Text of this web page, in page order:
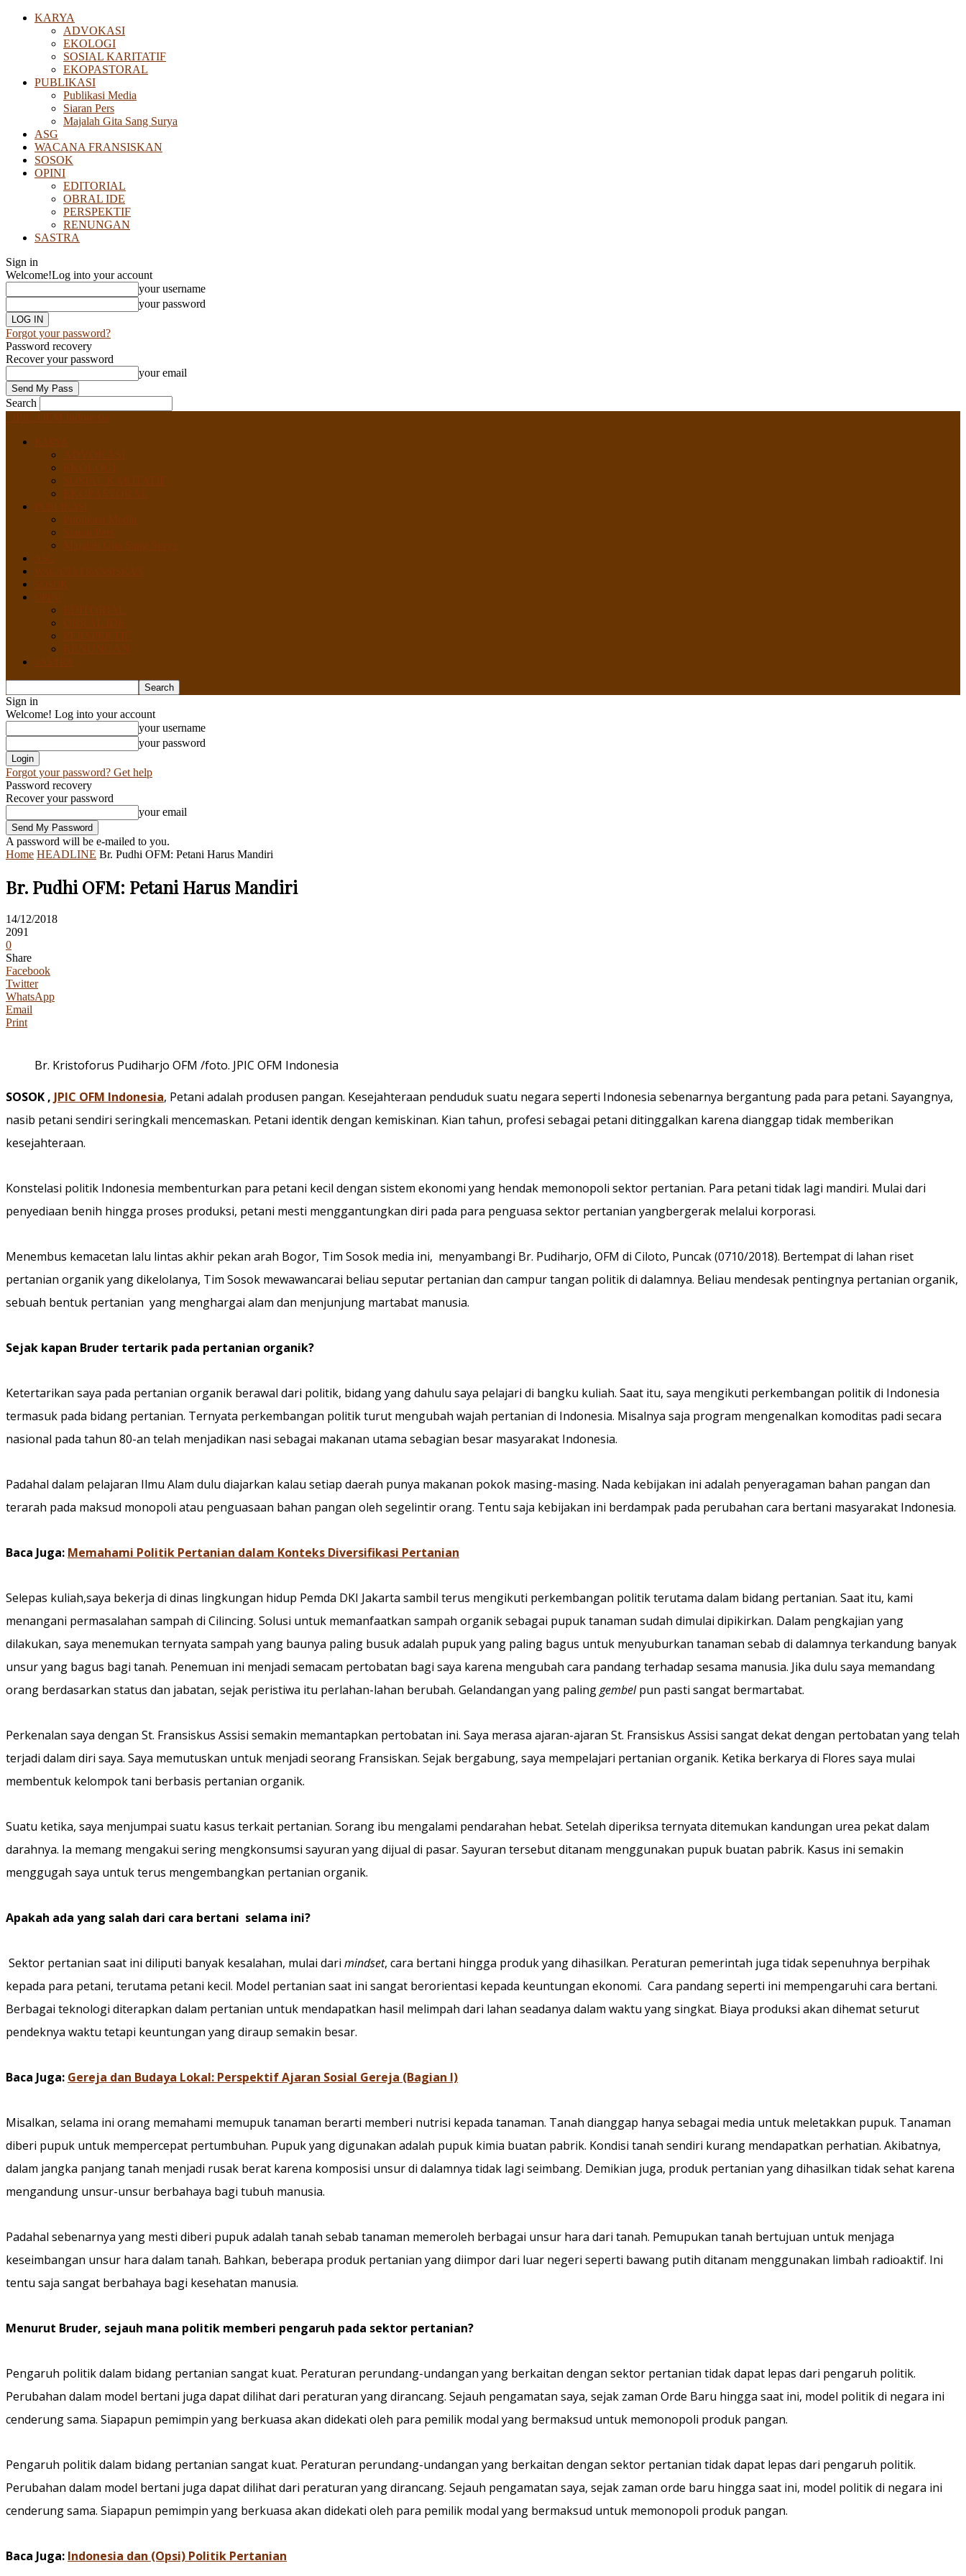
KARYA
ADVOKASI
EKOLOGI
SOSIAL KARITATIF
EKOPASTORAL
PUBLIKASI
Publikasi Media
Siaran Pers
Majalah Gita Sang Surya
ASG
WACANA FRANSISKAN
SOSOK
OPINI
EDITORIAL
OBRAL IDE
PERSPEKTIF
RENUNGAN
SASTRA
Sign in
Welcome!Log into your account
your username
your password
Forgot your password?
Password recovery
Recover your password
your email
Search
Sign in
Welcome! Log into your account
your username
your password
Forgot your password? Get help
Password recovery
Recover your password
your email
A password will be e-mailed to you.
Home HEADLINE Br. Pudhi OFM: Petani Harus Mandiri
Br. Pudhi OFM: Petani Harus Mandiri
14/12/2018
2091
0
Share
Facebook
Twitter
WhatsApp
Email
Print
Br. Kristoforus Pudiharjo OFM /foto. JPIC OFM Indonesia
SOSOK , JPIC OFM Indonesia, Petani adalah produsen pangan. Kesejahteraan penduduk suatu negara seperti Indonesia sebenarnya bergantung pada para petani. Sayangnya,
nasib petani sendiri seringkali mencemaskan. Petani identik dengan kemiskinan. Kian tahun, profesi sebagai petani ditinggalkan karena dianggap tidak memberikan
kesejahteraan.
Konstelasi politik Indonesia membenturkan para petani kecil dengan sistem ekonomi yang hendak memonopoli sektor pertanian. Para petani tidak lagi mandiri. Mulai dari
penyediaan benih hingga proses produksi, petani mesti menggantungkan diri pada para penguasa sektor pertanian yangbergerak melalui korporasi.
Menembus kemacetan lalu lintas akhir pekan arah Bogor, Tim Sosok media ini, menyambangi Br. Pudiharjo, OFM di Ciloto, Puncak (0710/2018). Bertempat di lahan riset
pertanian organik yang dikelolanya, Tim Sosok mewawancarai beliau seputar pertanian dan campur tangan politik di dalamnya. Beliau mendesak pentingnya pertanian organik,
sebuah bentuk pertanian yang menghargai alam dan menjunjung martabat manusia.
Sejak kapan Bruder tertarik pada pertanian organik?
Ketertarikan saya pada pertanian organik berawal dari politik, bidang yang dahulu saya pelajari di bangku kuliah. Saat itu, saya mengikuti perkembangan politik di Indonesia
termasuk pada bidang pertanian. Ternyata perkembangan politik turut mengubah wajah pertanian di Indonesia. Misalnya saja program mengenalkan komoditas padi secara
nasional pada tahun 80-an telah menjadikan nasi sebagai makanan utama sebagian besar masyarakat Indonesia.
Padahal dalam pelajaran Ilmu Alam dulu diajarkan kalau setiap daerah punya makanan pokok masing-masing. Nada kebijakan ini adalah penyeragaman bahan pangan dan
terarah pada maksud monopoli atau penguasaan bahan pangan oleh segelintir orang. Tentu saja kebijakan ini berdampak pada perubahan cara bertani masyarakat Indonesia.
Baca Juga: Memahami Politik Pertanian dalam Konteks Diversifikasi Pertanian
Selepas kuliah,saya bekerja di dinas lingkungan hidup Pemda DKI Jakarta sambil terus mengikuti perkembangan politik terutama dalam bidang pertanian. Saat itu, kami
menangani permasalahan sampah di Cilincing. Solusi untuk memanfaatkan sampah organik sebagai pupuk tanaman sudah dimulai dipikirkan. Dalam pengkajian yang
dilakukan, saya menemukan ternyata sampah yang baunya paling busuk adalah pupuk yang paling bagus untuk menyuburkan tanaman sebab di dalamnya terkandung banyak
unsur yang bagus bagi tanah. Penemuan ini menjadi semacam pertobatan bagi saya karena mengubah cara pandang terhadap sesama manusia. Jika dulu saya memandang
orang berdasarkan status dan jabatan, sejak peristiwa itu perlahan-lahan berubah. Gelandangan yang palinggembelpun pasti sangat bermartabat.
Perkenalan saya dengan St. Fransiskus Assisi semakin memantapkan pertobatan ini. Saya merasa ajaran-ajaran St. Fransiskus Assisi sangat dekat dengan pertobatan yang telah
terjadi dalam diri saya. Saya memutuskan untuk menjadi seorang Fransiskan. Sejak bergabung, saya mempelajari pertanian organik. Ketika berkarya di Flores saya mulai
membentuk kelompok tani berbasis pertanian organik.
Suatu ketika, saya menjumpai suatu kasus terkait pertanian. Sorang ibu mengalami pendarahan hebat. Setelah diperiksa ternyata ditemukan kandungan urea pekat dalam
darahnya. Ia memang mengakui sering mengkonsumsi sayuran yang dijual di pasar. Sayuran tersebut ditanam menggunakan pupuk buatan pabrik. Kasus ini semakin
menggugah saya untuk terus mengembangkan pertanian organik.
Apakah ada yang salah dari cara bertani selama ini?
Sektor pertanian saat ini diliputi banyak kesalahan, mulai dari mindset, cara bertani hingga produk yang dihasilkan. Peraturan pemerintah juga tidak sepenuhnya berpihak
kepada para petani, terutama petani kecil. Model pertanian saat ini sangat berorientasi kepada keuntungan ekonomi. Cara pandang seperti ini mempengaruhi cara bertani.
Berbagai teknologi diterapkan dalam pertanian untuk mendapatkan hasil melimpah dari lahan seadanya dalam waktu yang singkat. Biaya produksi akan dihemat seturut
pendeknya waktu tetapi keuntungan yang diraup semakin besar.
Baca Juga: Gereja dan Budaya Lokal: Perspektif Ajaran Sosial Gereja (Bagian I)
Misalkan, selama ini orang memahami memupuk tanaman berarti memberi nutrisi kepada tanaman. Tanah dianggap hanya sebagai media untuk meletakkan pupuk. Tanaman
diberi pupuk untuk mempercepat pertumbuhan. Pupuk yang digunakan adalah pupuk kimia buatan pabrik. Kondisi tanah sendiri kurang mendapatkan perhatian. Akibatnya,
dalam jangka panjang tanah menjadi rusak berat karena komposisi unsur di dalamnya tidak lagi seimbang. Demikian juga, produk pertanian yang dihasilkan tidak sehat karena
mengandung unsur-unsur berbahaya bagi tubuh manusia.
Padahal sebenarnya yang mesti diberi pupuk adalah tanah sebab tanaman memeroleh berbagai unsur hara dari tanah. Pemupukan tanah bertujuan untuk menjaga
keseimbangan unsur hara dalam tanah. Bahkan, beberapa produk pertanian yang diimpor dari luar negeri seperti bawang putih ditanam menggunakan limbah radioaktif. Ini
tentu saja sangat berbahaya bagi kesehatan manusia.
Menurut Bruder, sejauh mana politik memberi pengaruh pada sektor pertanian?
Pengaruh politik dalam bidang pertanian sangat kuat. Peraturan perundang-undangan yang berkaitan dengan sektor pertanian tidak dapat lepas dari pengaruh politik.
Perubahan dalam model bertani juga dapat dilihat dari peraturan yang dirancang. Sejauh pengamatan saya, sejak zaman Orde Baru hingga saat ini, model politik di negara ini
cenderung sama. Siapapun pemimpin yang berkuasa akan didekati oleh para pemilik modal yang bermaksud untuk memonopoli produk pangan.
Pengaruh politik dalam bidang pertanian sangat kuat. Peraturan perundang-undangan yang berkaitan dengan sektor pertanian tidak dapat lepas dari pengaruh politik.
Perubahan dalam model bertani juga dapat dilihat dari peraturan yang dirancang. Sejauh pengamatan saya, sejak zaman orde baru hingga saat ini, model politik di negara ini
cenderung sama. Siapapun pemimpin yang berkuasa akan didekati oleh para pemilik modal yang bermaksud untuk memonopoli produk pangan.
Baca Juga: Indonesia dan (Opsi) Politik Pertanian